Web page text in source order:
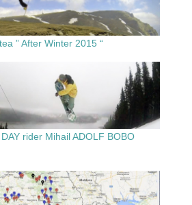
” After Winter 2015 “
rider Mihail ADOLF BOBO